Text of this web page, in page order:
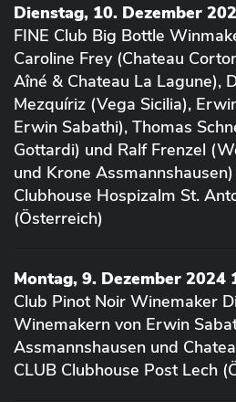
Dienstag, 10. Dezember
FINE Club Big Bottle
Caroline Frey (Chateau
Aîné & Chateau La Lagune),
Mezquíriz (Vega Sicilia),
Erwin Sabathi), Thomas
Gottardi) und Ralf Frenzel
und Krone Assmannshausen)
Clubhouse Hospizalm St.
(Österreich)
Montag, 9. Dezember 2024
Club Pinot Noir Winemaker
Winemakern von Erwin
Assmannshausen und
CLUB Clubhouse Post Lech